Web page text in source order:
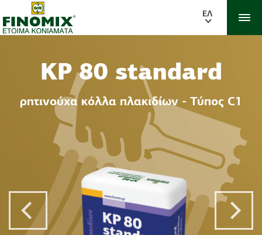
ΕΛ
KP 80 standard
ρητινούχα κόλλα πλακιδίων - Τύπος C1
Previous Post